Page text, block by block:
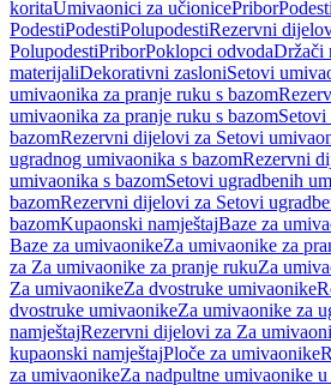
koritaUmivaonici za učionicePriborPodesti
PodestiPodestiPolupodestiRezervni
PolupodestiPriborPoklopci odvodaDržači
materijaliDekorativni zasloniSetovi
umivaonika za pranje ruku s bazom
umivaonika za pranje ruku s bazom
bazomRezervni dijelovi za Setovi
ugradnog umivaonika s bazomRezervni
umivaonika s bazomSetovi ugradbenih
bazomRezervni dijelovi za Setovi
bazomKupaonski namještajBaze za
Baze za umivaonikeZa umivaonike za
za Za umivaonike za pranje rukuZa
Za umivaonikeZa dvostruke umivaonike
dvostruke umivaonikeZa umivaonike za
namještajRezervni dijelovi za Za
kupaonski namještajPloče za umivaonike
za umivaonikeZa nadpultne umivaonike